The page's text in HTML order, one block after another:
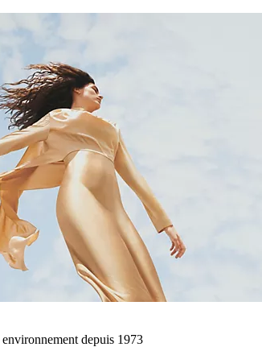
depuis 1973